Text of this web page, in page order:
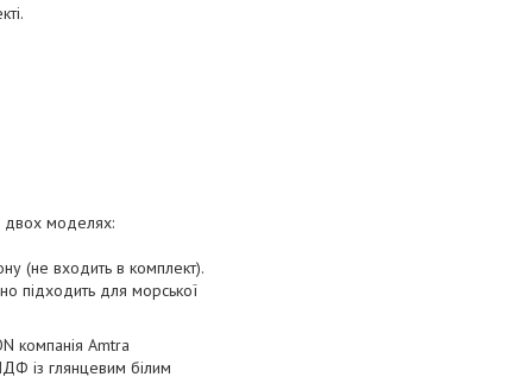
двох моделях:
(не входить в комплект).
підходить для морської
компанія Amtra
із глянцевим білим